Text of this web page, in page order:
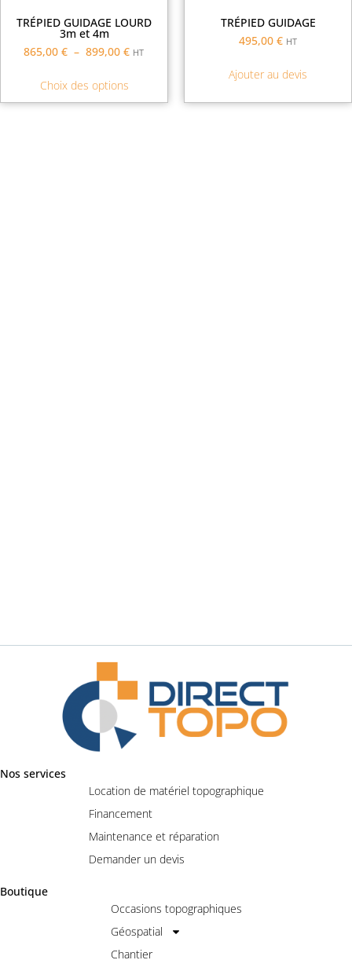
TRÉPIED GUIDAGE LOURD
3m et 4m
865,00€ – 899,00€ HT
Choix des options
TRÉPIED GUIDAGE
495,00 € HT
Ajouter au devis
Nos services
Location de matériel topographique
Financement
Maintenance et réparation
Demander un devis
Boutique
Occasions topographiques
Géospatial
Chantier